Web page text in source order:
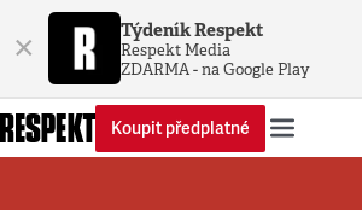
× Týdeník Respekt
Respekt Media
ZDARMA - na Google Play
Koupit předplatné